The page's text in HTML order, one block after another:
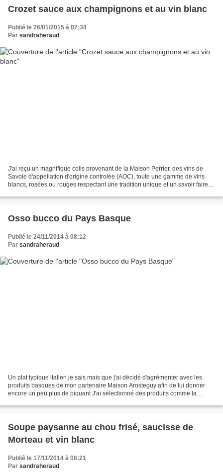
Crozet sauce aux champignons et au vin blanc
Publié le 26/01/2015 à 07:34
Par sandraheraud
J'ai reçu un magnifique colis provenant de la Maison Perrier, des vins de
Savoie d'appellation d'origine controlée (AOC), toute une gamme de vins
blancs, rosées ou rouges respectant une tradition unique et un savoir faire
Osso bucco du Pays Basque
Publié le 24/11/2014 à 08:12
Par sandraheraud
Un plat typique italien je sais mais que j'ai décidé d'agrémenter avec les
produits basques de mon partenaire Maison Arosteguy afin de lui donner
encore un peu plus de piquant J'ai sélectionné des produits comme la
Soupe paysanne au chou frisé, saucisse de
Morteau et vin blanc
Publié le 17/11/2014 à 08:21
Par sandraheraud